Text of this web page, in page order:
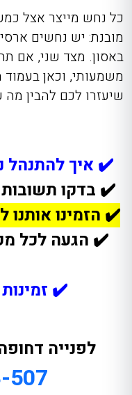
כל נחש מייצר אצל
מובנת: יש נחשים
באסון. מצד שני, אם
משמעותי, וכאן
שיעזרו לכם להבין
✔️ איך להתנהל
✔️ בדקו
✔️ הזמינו
✔️
לפנייה
507